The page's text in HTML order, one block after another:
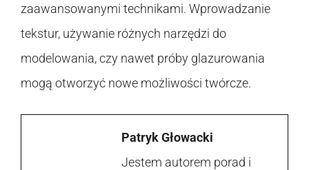
zaawansowanymi technikami. Wprowadzanie
tekstur, używanie różnych narzędzi do
modelowania, czy nawet próby glazurowania
mogą otworzyć nowe możliwości twórcze.
Patryk Głowacki
Jestem autorem porad i